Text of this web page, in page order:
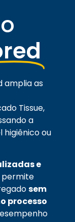
amplia as
Tissue,
a
ou
e
permite
sem
processo